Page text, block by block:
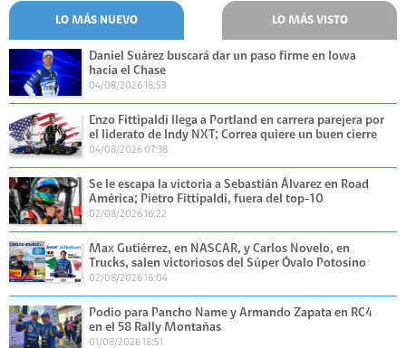
LO MÁS NUEVO LO MÁS VISTO
Daniel Suárez buscará dar un paso firme en Iowa
hacia el Chase
04/08/2026 18:53
Enzo Fittipaldi llega a Portland en carrera parejera por
el liderato de Indy NXT; Correa quiere un buen cierre
04/08/2026 07:38
Se le escapa la victoria a Sebastián Álvarez en Road
América; Pietro Fittipaldi, fuera del top-10
02/08/2026 16:22
Max Gutiérrez, en NASCAR, y Carlos Novelo, en
Trucks, salen victoriosos del Súper Óvalo Potosino
02/08/2026 16:04
Podio para Pancho Name y Armando Zapata en RC4
en el 58 Rally Montañas
01/08/2026 18:51